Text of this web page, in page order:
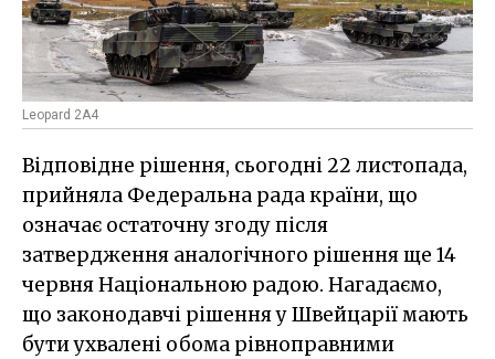
Leopard 2A4
Відповідне рішення, сьогодні 22 листопада,
прийняла Федеральна рада країни, що
означає остаточну згоду після
затвердження аналогічного рішення ще 14
червня Національною радою. Нагадаємо,
що законодавчі рішення у Швейцарії мають
бути ухвалені обома рівноправними